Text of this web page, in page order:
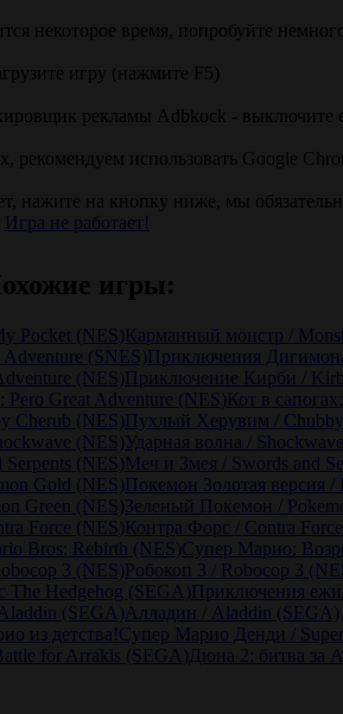
некоторое время, попробуйте
игру (нажмите F5)
рекламы Adbkock - выключите
рекомендуем использовать Google
нажите на кнопку ниже, мы
Игра не работает!
игры:
Карманный монстр /
Приключения
Приключение Кирби /
Кот в
Пухлый Херувим /
Ударная волна /
Меч и Змея / Swords and
Покемон Золотая версия
Зеленый Покемон /
Контра Форс / Contra
Супер Марио:
Робокоп 3 / Robocop 3
Приключения
Алладин / Aladdin (SEGA)
Супер Марио Денди /
Дюна 2: битва за